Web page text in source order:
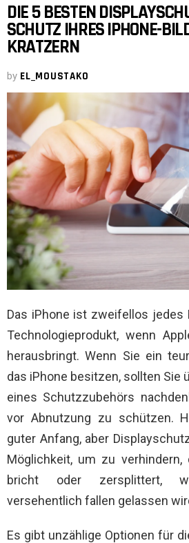
DIE 5 BESTEN
SCHUTZ IHRES IPHONE-
KRATZERN
by EL_MOUSTAKO
Das iPhone ist zweifellos jedes
Technologieprodukt, wenn
herausbringt. Wenn Sie ein
das iPhone besitzen, sollten Sie
eines Schutzzubehörs
vor Abnutzung zu schützen.
guter Anfang, aber
Möglichkeit, um zu
bricht oder zersplittert,
versehentlich fallen gelassen
Es gibt unzählige Optionen für